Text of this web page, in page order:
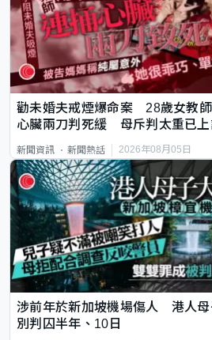
勸未婚夫戒煙爆命案 28歲女教
心臟兩刀判死緩 母斥判太重已上
新聞資訊 新聞熱話 2026年08月05日
涉前年於新加坡機場傷人 港人母
別判囚半年、10日